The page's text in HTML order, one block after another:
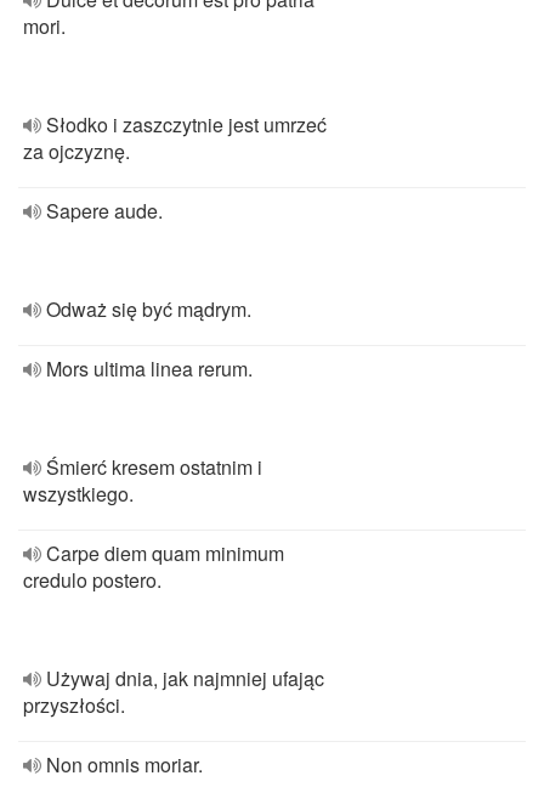
mori.
Słodko i zaszczytnie jest umrzeć
za ojczyznę.
Sapere aude.
Odważ się być mądrym.
Mors ultima linea rerum.
Śmierć kresem ostatnim i
wszystkiego.
Carpe diem quam minimum
credulo postero.
Używaj dnia, jak najmniej ufając
przyszłości.
Non omnis moriar.